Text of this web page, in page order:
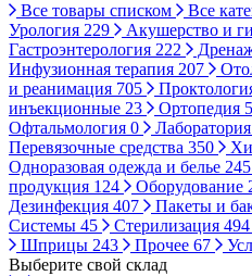
Все товары списком Все
Урология 229 Акушерство и
Гастроэнтерология 222
Инфузионная терапия 207
и реанимация 705
инъекционные 23 Ортопедия 5
Офтальмология 0 Лаборатория
Перевязочные средства 350
Одноразовая одежда и белье 245
продукция 124 Оборудование
Дезинфекция 407 Пакеты и
Системы 45 Стерилизация 494
Шприцы 243 Прочее 67
Выберите свой склад